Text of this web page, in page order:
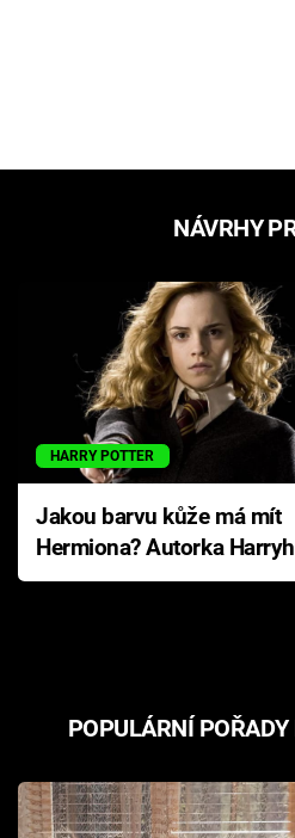
NÁVRHY
HARRY POTTER
Jakou barvu kůže má mít
Hermiona? Autorka
Pottera přišla s ráznou
POPULÁRNÍ